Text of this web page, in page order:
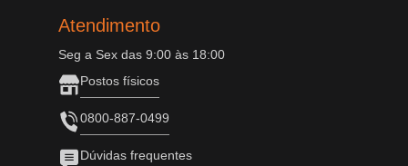
Atendimento
Seg a Sex das 9:00 às 18:00
Postos físicos
0800-887-0499
Dúvidas frequentes